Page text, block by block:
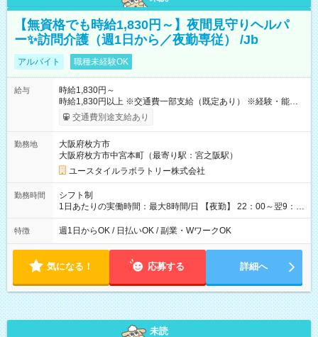
【無資格でも時給1,830円～】夜間見守りヘルパ
ー✨訪問介護（週1日から／夜勤専従） /Jb
アルバイト 職種未経験OK
給与
時給1,830円～
時給1,830円以上 ※交通費一部支給（既定あり） ※経験・能力を
考慮して決定します 【収入例】 週1回勤務の場合：1,830円×8時
間×4回=5万8,560円 週3回勤務の場合：1,830円×8時間×12回
月 ※ 雇用形態と給与に、本採用時と異なる部分があります。 雇
用形態：本採用時と同じです。 給与：時給 1,610円以上
交通費別途支給あり
勤務地
大阪府枚方市
大阪府枚方市中宮本町（最寄り駅：宮之阪駅）
ユースタイルラボラトリー株式会社
勤務時間
シフト制
1日あたりの実働時間：最大8時間/日 【夜勤】 22：00～翌9：
00 ※週1日～OK ／ 夜勤専従 ＊＊ 勤務時間例 ＊＊ ■22時か
ら翌7時 ■23時から翌8時 ■24時から翌9時 など ※上記の時間
ます。 ※曜日固定（毎週同じ曜日での勤務となります）
特徴 週1日からOK / 日払いOK / 副業・WワークOK
気になる！ 応募する 詳細へ
未読